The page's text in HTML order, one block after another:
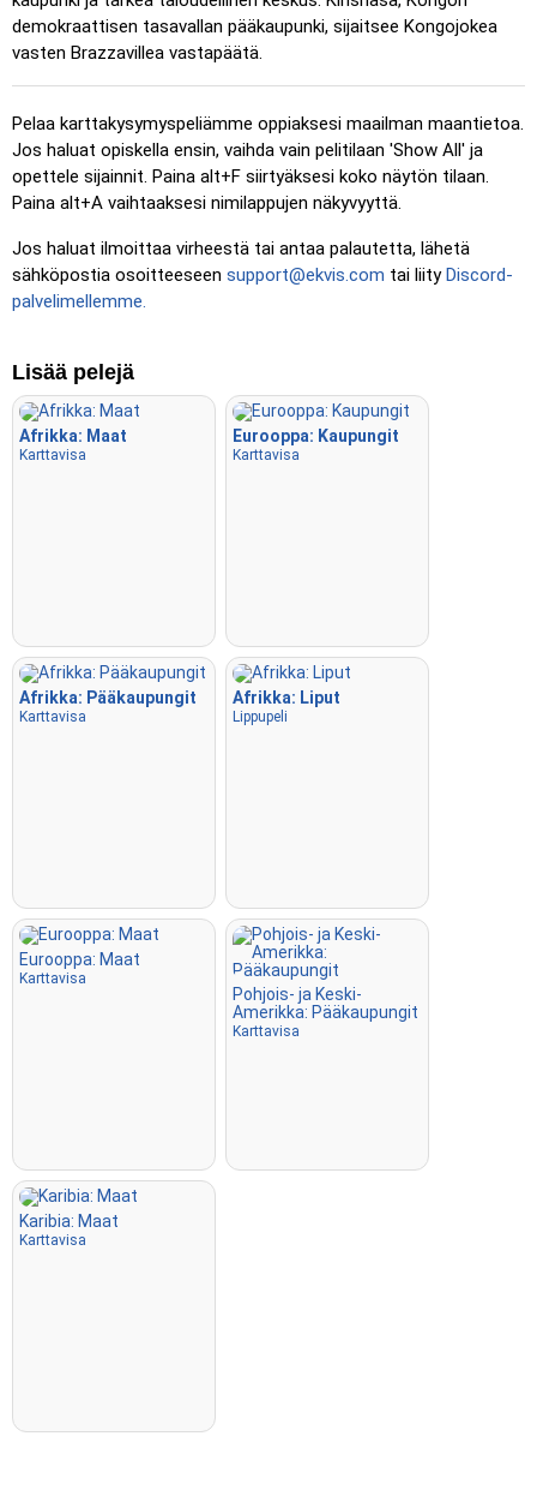
alkuperäiseen väriinsä klikkauksen jälkeen.
: Kuten ”Klikkaa”, mutta ilman näkyviä
Klikkaa (liput): Kuten ”Klikkaa”, mutta näytetään vain lippu
– ei nimiä.
Monivalinta: Valitse oikea vaihtoehto neljästä klikkaamalla
Kirjoita satunnaisesti
: Kirjoita sijaintien nimet missä
tahansa järjestyksessä; ne korostetaan kartalla edetessäsi.
Lennä: Ohjaa nuolinäppäimillä tai WASD-näppäimillä ja
käytä välilyöntiä nopeuslisäykseen.
demokraattisen tasavallan pääkaupunki, sijaitsee Kongojokea
vasten Brazzavillea vastapäätä.
Pelaa karttakysymyspeliämme oppiaksesi maailman maantietoa.
Jos haluat opiskella ensin, vaihda vain pelitilaan 'Show All' ja
opettele sijainnit. Paina alt+F siirtyäksesi koko näytön tilaan.
Paina alt+A vaihtaaksesi nimilappujen näkyvyyttä.
Jos haluat ilmoittaa virheestä tai antaa palautetta, lähetä
sähköpostia osoitteeseen support@ekvis.com tai liityDiscord-
palvelimellemme.
Lisää pelejä
Afrikka: Maat
Karttavisa
Eurooppa: Kaupungit
Karttavisa
Afrikka: Pääkaupungit
Karttavisa
Afrikka: Liput
Lippupeli
Eurooppa: Maat
Karttavisa
Pohjois- ja Keski-
Amerikka: Pääkaupungit
Karttavisa
Karibia: Maat
Karttavisa